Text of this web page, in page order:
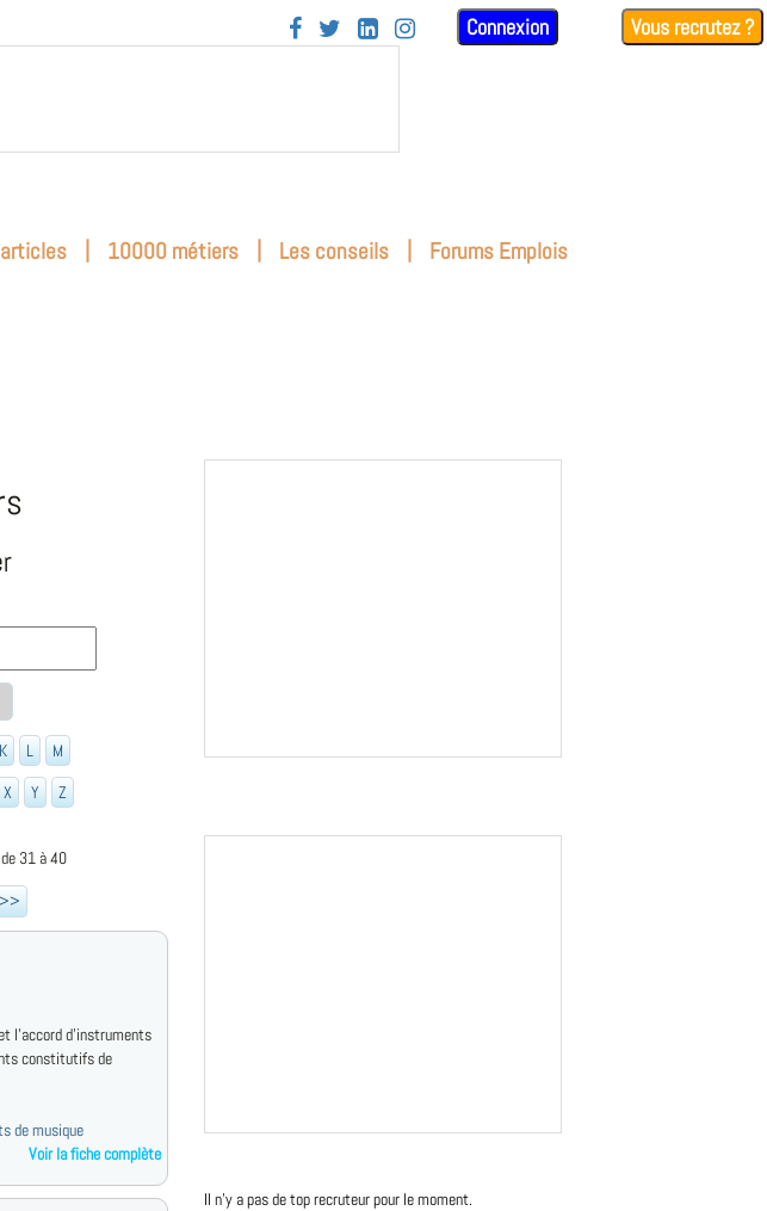
    Connexion Vous recrutez ?
| 10000 métiers | Les conseils | Forums Emplois
K L
M
X Y Z
31 à 40
l'accord d'instruments
constitutifs de
de musique
Voir la fiche complète
Il n'y a pas de top recruteur pour le moment.